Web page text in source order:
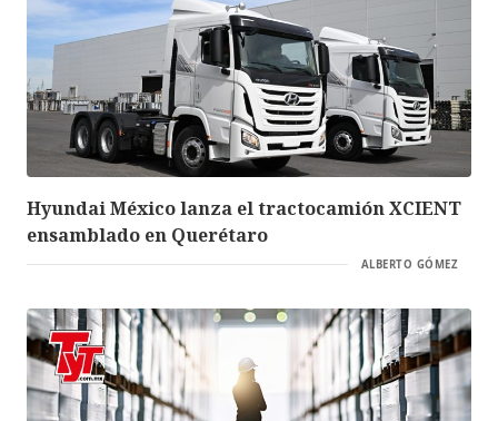
Hyundai México lanza el tractocamión XCIENT
ensamblado en Querétaro
ALBERTO GÓMEZ